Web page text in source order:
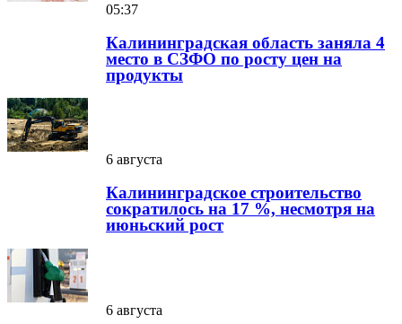
05:37
Калининградская область заняла 4
место в СЗФО по росту цен на
продукты
6 августа
Калининградское строительство
сократилось на 17 %, несмотря на
июньский рост
6 августа